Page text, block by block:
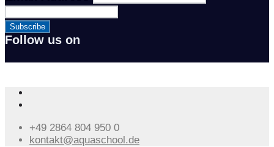
Follow us on
+49 2864 804 950 0
kontakt@aquaschool.de